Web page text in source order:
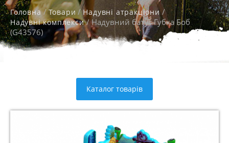
Головна/Товари/Надувні атракціони/
Надувні комплекси/ Надувний батут Губка Боб
(G43576)
Каталог товарів